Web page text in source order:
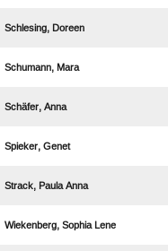
 
 
 
 
  
  